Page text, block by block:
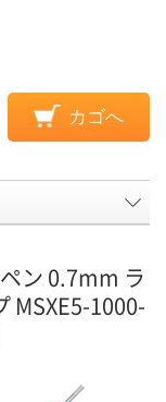
カゴへ
ン 0.7mm ラ
MSXE5-1000-